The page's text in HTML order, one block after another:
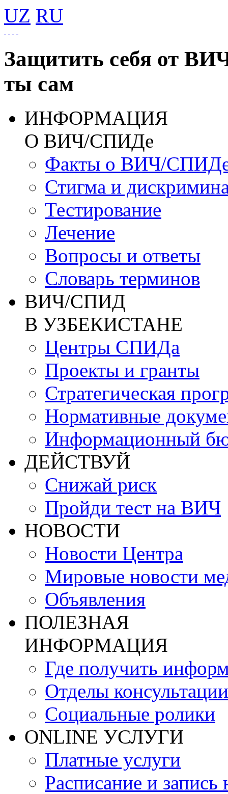
UZ RU
Защитить себя от
ты сам
ИНФОРМАЦИЯ
О ВИЧ/СПИДе
Факты о ВИЧ/
Стигма и
Тестирование
Лечение
Вопросы и ответы
Словарь терминов
ВИЧ/СПИД
В УЗБЕКИСТАНЕ
Центры СПИДа
Проекты и гранты
Стратегическая
Нормативные
Информационный
ДЕЙСТВУЙ
Снижай риск
Пройди тест на ВИЧ
НОВОСТИ
Новости Центра
Мировые новости
Объявления
ПОЛЕЗНАЯ
ИНФОРМАЦИЯ
Где получить
Отделы консультации
Социальные ролики
ONLINE УСЛУГИ
Платные услуги
Расписание и запись